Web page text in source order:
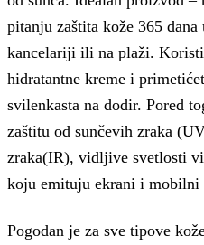
pitanju zaštita kože 365
kancelariji ili na plaži.
hidratantne kreme i
svilenkasta na dodir. Pored
zaštitu od sunčevih zraka
zraka(IR), vidljive svetlosti
koju emituju ekrani i mobilni
Pogodan je za sve tipove